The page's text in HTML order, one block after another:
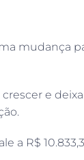
mudança
e
a R$